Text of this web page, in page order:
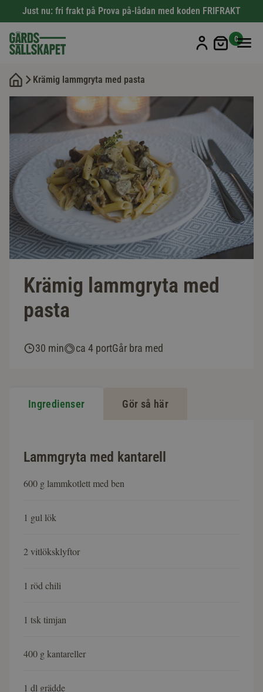
Just nu: fri frakt på Prova på-lådan med koden FRIFRAKT
Min
0
Krämig lammgryta med pasta
Krämig lammgryta med
pasta
30 min ca 4 portGår bra med
Ingredienser Gör så här
Lammgryta med kantarell
600 g lammkotlett med ben
1 gul lök
2 vitlöksklyftor
1 röd chili
1 tsk timjan
400 g kantareller
1 dl grädde